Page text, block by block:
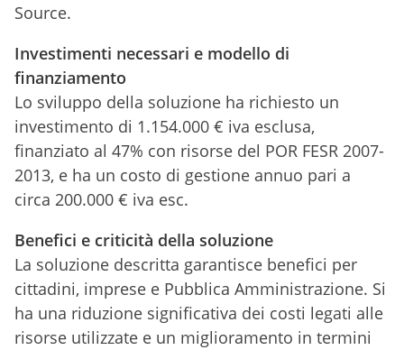
Source.
Investimenti necessari e modello di
finanziamento
Lo sviluppo della soluzione ha richiesto un
investimento di 1.154.000 € iva esclusa,
finanziato al 47% con risorse del POR FESR 2007-
2013, e ha un costo di gestione annuo pari a
circa 200.000 € iva esc.
Benefici e criticità della soluzione
La soluzione descritta garantisce benefici per
cittadini, imprese e Pubblica Amministrazione. Si
ha una riduzione significativa dei costi legati alle
risorse utilizzate e un miglioramento in termini